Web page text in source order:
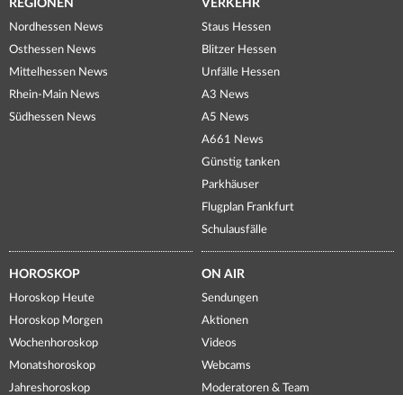
REGIONEN
Nordhessen News
Osthessen News
Mittelhessen News
Rhein-Main News
Südhessen News
VERKEHR
Staus Hessen
Blitzer Hessen
Unfälle Hessen
A3 News
A5 News
A661 News
Günstig tanken
Parkhäuser
Flugplan Frankfurt
Schulausfälle
HOROSKOP
Horoskop Heute
Horoskop Morgen
Wochenhoroskop
Monatshoroskop
Jahreshoroskop
ON AIR
Sendungen
Aktionen
Videos
Webcams
Moderatoren & Team